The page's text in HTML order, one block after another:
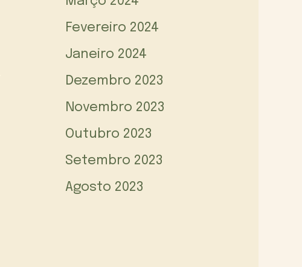
Fevereiro 2024
Janeiro 2024
Dezembro 2023
Novembro 2023
Outubro 2023
Setembro 2023
Agosto 2023